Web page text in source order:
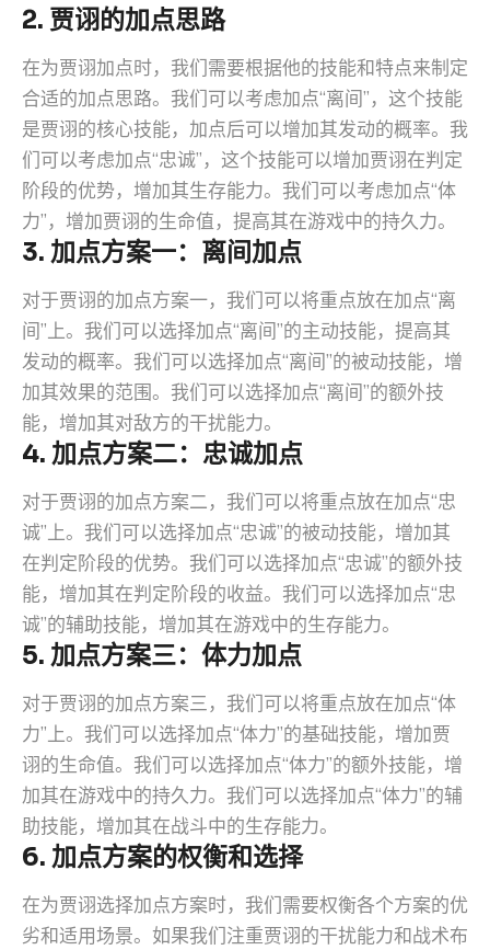
2. 贾诩的加点思路
在为贾诩加点时，我们需要根据他的技能和特点来制定
合适的加点思路。我们可以考虑加点“离间”，这个技能
是贾诩的核心技能，加点后可以增加其发动的概率。我
们可以考虑加点“忠诚”，这个技能可以增加贾诩在判定
阶段的优势，增加其生存能力。我们可以考虑加点“体
力”，增加贾诩的生命值，提高其在游戏中的持久力。
3. 加点方案一：离间加点
对于贾诩的加点方案一，我们可以将重点放在加点“离
间”上。我们可以选择加点“离间”的主动技能，提高其
发动的概率。我们可以选择加点“离间”的被动技能，增
加其效果的范围。我们可以选择加点“离间”的额外技
能，增加其对敌方的干扰能力。
4. 加点方案二：忠诚加点
对于贾诩的加点方案二，我们可以将重点放在加点“忠
诚”上。我们可以选择加点“忠诚”的被动技能，增加其
在判定阶段的优势。我们可以选择加点“忠诚”的额外技
能，增加其在判定阶段的收益。我们可以选择加点“忠
诚”的辅助技能，增加其在游戏中的生存能力。
5. 加点方案三：体力加点
对于贾诩的加点方案三，我们可以将重点放在加点“体
力”上。我们可以选择加点“体力”的基础技能，增加贾
诩的生命值。我们可以选择加点“体力”的额外技能，增
加其在游戏中的持久力。我们可以选择加点“体力”的辅
助技能，增加其在战斗中的生存能力。
6. 加点方案的权衡和选择
在为贾诩选择加点方案时，我们需要权衡各个方案的优
劣和适用场景。如果我们注重贾诩的干扰能力和战术布